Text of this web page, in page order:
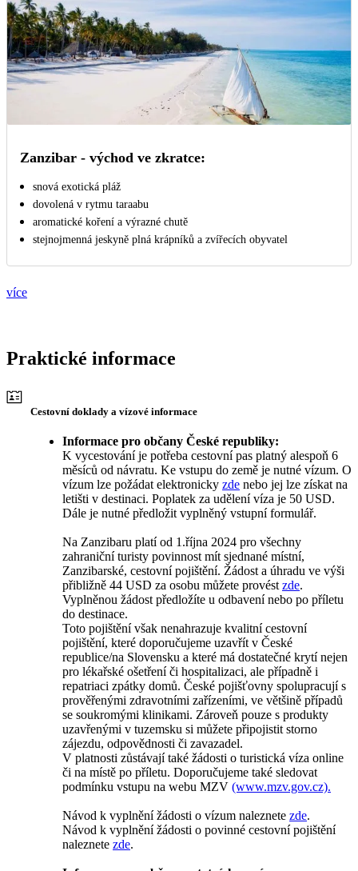
Zanzibar - východ ve zkratce:
snová exotická pláž
dovolená v rytmu taraabu
aromatické koření a výrazné chutě
stejnojmenná jeskyně plná krápníků a zvířecích obyvatel
více
Praktické informace
Cestovní doklady a vízové informace
Informace pro občany České republiky:
K vycestování je potřeba cestovní pas platný alespoň 6
měsíců od návratu. Ke vstupu do země je nutné vízum. O
vízum lze požádat elektronicky zde nebo jej lze získat na
letišti v destinaci. Poplatek za udělení víza je 50 USD.
Dále je nutné předložit vyplněný vstupní formulář.
Na Zanzibaru platí od 1.října 2024 pro všechny
zahraniční turisty povinnost mít sjednané místní,
Zanzibarské, cestovní pojištění. Žádost a úhradu ve výši
přibližně 44 USD za osobu můžete provéstzde.
Vyplněnou žádost předložíte u odbavení nebo po příletu
do destinace.
Toto pojištění však nenahrazuje kvalitní cestovní
pojištění, které doporučujeme uzavřít v České
republice/na Slovensku a které má dostatečné krytí nejen
pro lékařské ošetření či hospitalizaci, ale případně i
repatriaci zpátky domů. České pojišťovny spolupracují s
prověřenými zdravotními zařízeními, ve většině případů
se soukromými klinikami. Zároveň pouze s produkty
uzavřenými v tuzemsku si můžete připojistit storno
zájezdu, odpovědnosti či zavazadel.
V platnosti zůstávají také žádosti o turistická víza online
či na místě po příletu. Doporučujeme také sledovat
podmínku vstupu na webu MZV (www.mzv.gov.cz).
Návod k vyplnění žádosti o vízum naleznete zde.
Návod k vyplnění žádosti o povinné cestovní pojištění
naleznete zde.